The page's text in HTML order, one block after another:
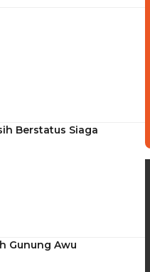
Berstatus Siaga
Gunung Awu